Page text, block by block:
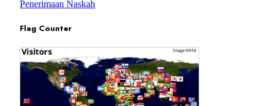
Penerimaan Naskah
Flag Counter